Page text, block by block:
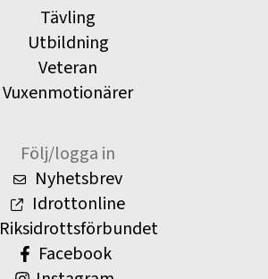
Tävling
Utbildning
Veteran
Vuxenmotionärer
Följ/logga in
Nyhetsbrev
Idrottonline
Riksidrottsförbundet
Facebook